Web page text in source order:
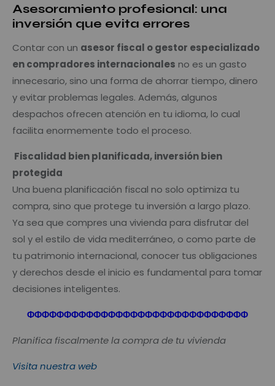
Asesoramiento profesional: una
inversión que evita errores
Contar con un asesor fiscal o gestor especializado
en compradores internacionales no es un gasto
innecesario, sino una forma de ahorrar tiempo, dinero
y evitar problemas legales. Además, algunos
despachos ofrecen atención en tu idioma, lo cual
facilita enormemente todo el proceso.
Fiscalidad bien planificada, inversión bien
protegida
Una buena planificación fiscal no solo optimiza tu
compra, sino que protege tu inversión a largo plazo.
Ya sea que compres una vivienda para disfrutar del
sol y el estilo de vida mediterráneo, o como parte de
tu patrimonio internacional, conocer tus obligaciones
y derechos desde el inicio es fundamental para tomar
decisiones inteligentes.
ΦΦΦΦΦΦΦΦΦΦΦΦΦΦΦΦΦΦΦΦΦΦΦΦΦΦΦΦΦΦ
Planifica fiscalmente la compra de tu vivienda
Visita nuestra web